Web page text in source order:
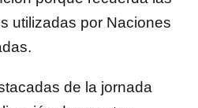
utilizadas por Naciones
de la jornada